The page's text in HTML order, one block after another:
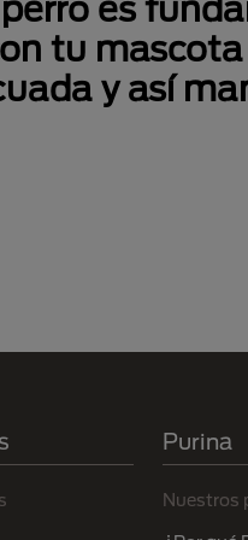
es
tu
y así
Purina
Nuestros